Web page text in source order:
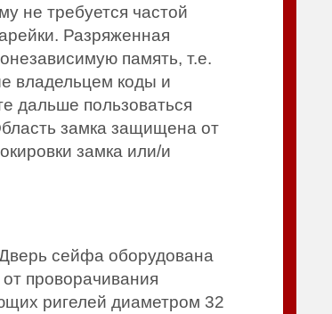
не требуется частой
Разряженная
память, т.е.
владельцем коды и
дальше пользоваться
замка защищена от
замка или/и
сейфа оборудована
проворачивания
ригелей диаметром 32